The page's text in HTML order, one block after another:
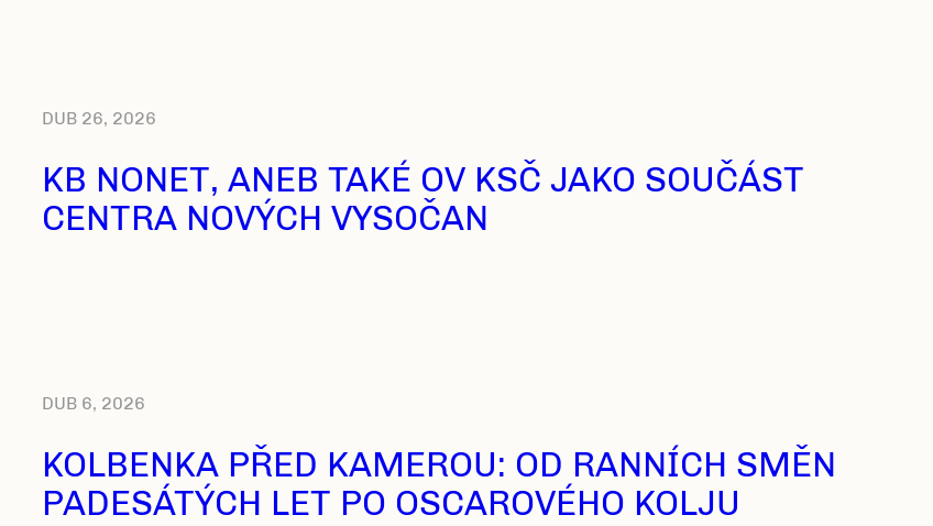
DUB 26, 2026
KB NONET, ANEB TAKÉ OV KSČ JAKO SOUČÁST
CENTRA NOVÝCH VYSOČAN
DUB 6, 2026
KOLBENKA PŘED KAMEROU: OD RANNÍCH SMĚN
PADESÁTÝCH LET PO OSCAROVÉHO KOLJU